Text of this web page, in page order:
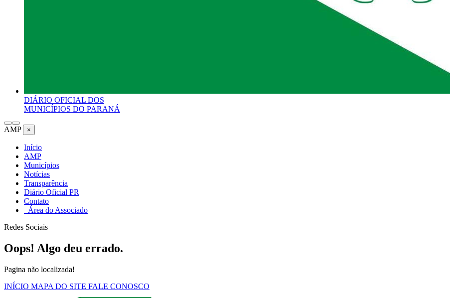
DIÁRIO OFICIAL DOS
MUNICÍPIOS DO PARANÁ
AMP ×
Início
AMP
Municípios
Notícias
Transparência
Diário Oficial PR
Contato
Área do Associado
Redes Sociais
Oops! Algo deu errado.
Pagina não localizada!
INÍCIO MAPA DO SITE FALE CONOSCO